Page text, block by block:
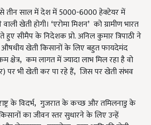
तीन साल में देश में 5000-6000 हेक्टेयर में
खेती होगी। ‘एरोमा मिशन’ को ग्रामीण भारत
सीमैप के निदेशक प्रो. अनिल कुमार त्रिपाठी ने
खेती किसानों के लिए बहुत फायदेमंद
क्षेत्र, कम लागत में ज्यादा लाभ मिल रहा है वो
भी खेती कर पा रहे हैं, जिस पर खेती संभव
के विदर्भ, गुजरात के कच्छ और तमिलनाडु के
किसानों का जीवन स्तर सुधारने के लिए उन्हें